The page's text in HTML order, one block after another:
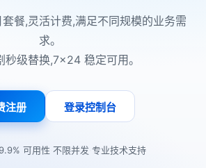
餐,灵活计费,满足不同规模的业务需
求。
秒级替换,7×24 稳定可用。
注册 登录控制台
可用性 不限并发 专业技术支持